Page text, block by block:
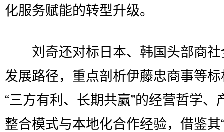
化服务赋能的转型升级。
刘奇还对标日本、韩国头部商社
发展路径，重点剖析伊藤忠商事等
“三方有利、长期共赢”的经营哲学、
整合模式与本地化合作经验，借鉴其